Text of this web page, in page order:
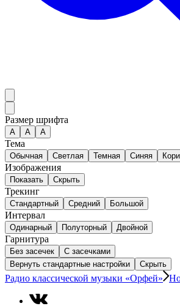
Размер шрифта
А A A
Тема
Обычная Светлая Темная Синяя
Изображения
Показать Скрыть
Трекинг
Стандартный Средний Большой
Интервал
Одинарный Полуторный Двойной
Гарнитура
Без засечек
С засечками
Вернуть стандартные настройки
Скрыть
Радио классической музыки «Орфей»